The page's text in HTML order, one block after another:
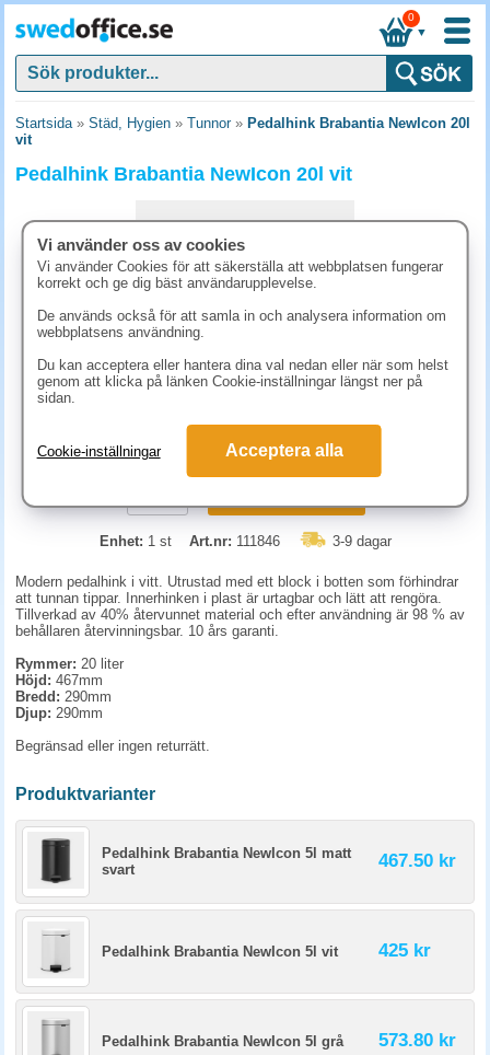
▼
0
Startsida» Städ, Hygien » Tunnor» Pedalhink Brabantia NewIcon 20l
vit
Pedalhink Brabantia NewIcon 20l vit
873.80 kr (inkl. moms)
Enhet: 1 st Art.nr: 111846 3-9 dagar
Modern pedalhink i vitt. Utrustad med ett block i botten som förhindrar
att tunnan tippar. Innerhinken i plast är urtagbar och lätt att rengöra.
Tillverkad av 40% återvunnet material och efter användning är 98 % av
behållaren återvinningsbar. 10 års garanti.
Rymmer: 20 liter
Höjd: 467mm
Bredd: 290mm
Djup: 290mm
Begränsad eller ingen returrätt.
Produktvarianter
Pedalhink Brabantia NewIcon 5l matt
svart
467.50 kr
Pedalhink Brabantia NewIcon 5l vit 425 kr
Pedalhink Brabantia NewIcon 5l grå 573.80 kr
Vi använder oss av cookies
Vi använder Cookies för att säkerställa att webbplatsen fungerar
korrekt och ge dig bäst användarupplevelse.
De används också för att samla in och analysera information om
webbplatsens användning.
Du kan acceptera eller hantera dina val nedan eller när som helst
genom att klicka på länken Cookie-inställningar längst ner på
sidan.
Cookie-inställningar Acceptera alla